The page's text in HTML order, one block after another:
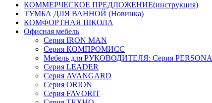
КОММЕРЧЕСКОЕ ПРЕДЛОЖЕНИЕ(инструкция)
ТУМБА ДЛЯ ВАННОЙ (Новинка)
КОМФОРТНАЯ ШКОЛА
Офисная мебель
Серия IRON MAN
Серия КОМПРОМИСС
Мебель для РУКОВОДИТЕЛЯ: Серия PERSONA
Серия LEADER
Серия AVANGARD
Серия ORION
Серия FAVORIT